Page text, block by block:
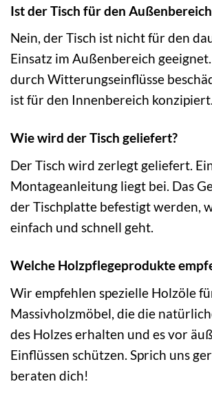
Ist der Tisch für den
Nein, der Tisch ist nicht für den
Einsatz im Außenbereich
durch Witterungseinflüsse
ist für den Innenbereich konzipiert.
Wie wird der Tisch geliefert?
Der Tisch wird zerlegt geliefert.
Montageanleitung liegt bei. Das
der Tischplatte befestigt werden,
einfach und schnell geht.
Welche Holzpflegeprodukte
Wir empfehlen spezielle Holzöle
Massivholzmöbel, die die
des Holzes erhalten und es vor
Einflüssen schützen. Sprich uns
beraten dich!